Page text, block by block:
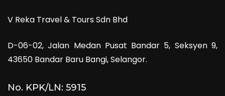
V Reka Travel & Tours Sdn Bhd
D-06-02, Jalan Medan Pusat Bandar 5, Seksyen 9,
43650 Bandar Baru Bangi, Selangor.
No. KPK/LN: 5915